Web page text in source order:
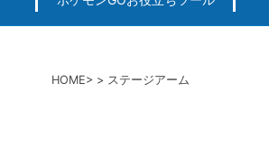
HOME ステージアーム